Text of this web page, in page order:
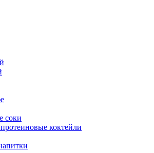
соки
коктейли